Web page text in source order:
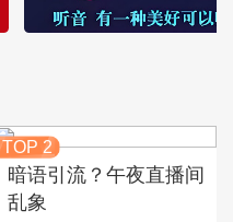
TOP 2
暗语引流？午夜直播间
乱象